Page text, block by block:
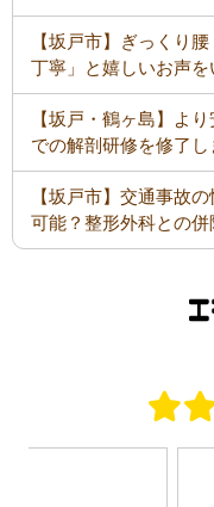
【坂戸市】ぎっくり
丁寧」と嬉しいお声を
【坂戸・鶴ヶ島】よ
での解剖研修を修了し
【坂戸市】交通事故
可能？整形外科との